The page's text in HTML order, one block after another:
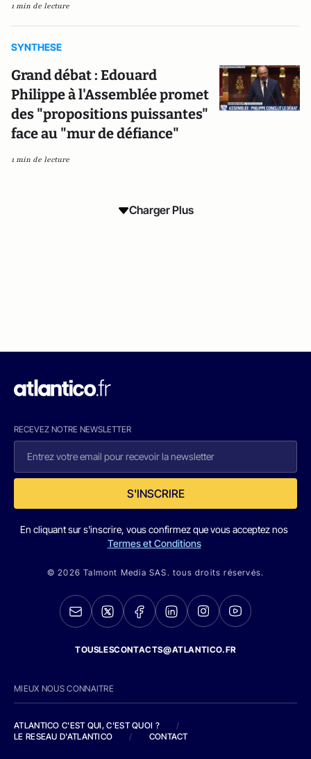
1 min de lecture
SYNTHESE
Grand débat : Edouard
Philippe à l'Assemblée promet
des "propositions puissantes"
face au "mur de défiance"
1 min de lecture
Charger Plus
RECEVEZ NOTRE NEWSLETTER
S'INSCRIRE
En cliquant sur s'inscrire, vous confirmez que vous acceptez nos
Termes et Conditions
© 2026 Talmont Media SAS. tous droits réservés.
TOUSLESCONTACTS@ATLANTICO.FR
MIEUX NOUS CONNAITRE
ATLANTICO C'EST QUI, C'EST QUOI ?
/
LE RESEAU D'ATLANTICO
/ CONTACT